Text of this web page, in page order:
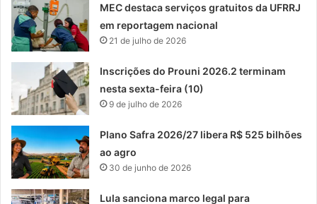
MEC destaca serviços gratuitos da UFRRJ
em reportagem nacional
21 de julho de 2026
Inscrições do Prouni 2026.2 terminam
nesta sexta-feira (10)
9 de julho de 2026
Plano Safra 2026/27 libera R$ 525 bilhões
ao agro
30 de junho de 2026
Lula sanciona marco legal para